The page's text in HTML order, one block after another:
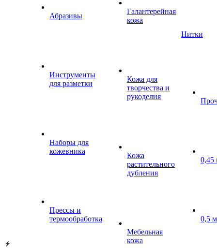
Абразивы
Инструменты
для разметки
Наборы для
кожевника
Прессы и
термообработка
Галантерейная
кожа
Кожа для
творчества и
рукоделия
Кожа
растительного
дубления
Мебельная
кожа
Нитки
0,45
0,5